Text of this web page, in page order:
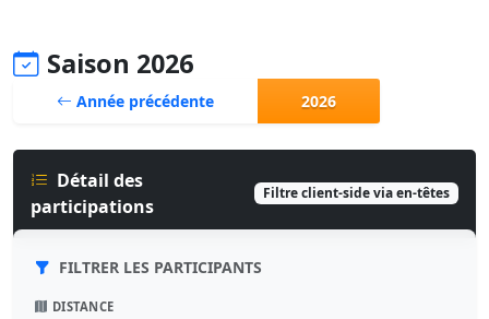
Saison 2026
Année précédente 2026
Détail des
participations
Filtre client-side via en-têtes
FILTRER LES PARTICIPANTS
DISTANCE